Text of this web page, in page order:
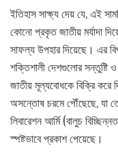
ইতিহাস সাক্ষ্য দেয় যে, এই
কোনো প্রকৃত জাতীয় মর্যাদা
সাফল্য উপহার দিয়েছে। এর
শক্তিশালী দেশগুলোর সন্তুষ্টি
জাতীয় মূল্যবোধকে বিক্রি
অসন্তোষ চরমে পৌঁছেছে, যা
লিবারেশন আর্মি (বালুচ
স্পষ্টভাবে প্রকাশ পেয়েছে।